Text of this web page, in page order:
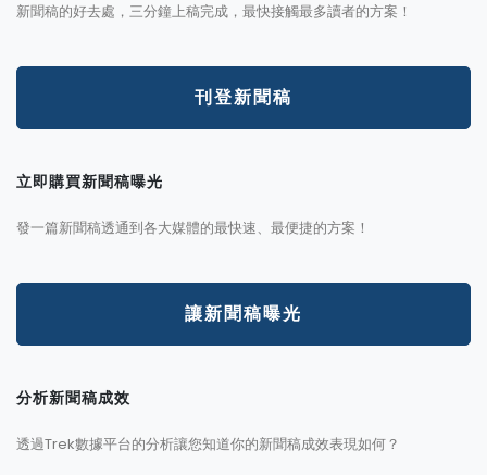
新聞稿的好去處，三分鐘上稿完成，最快接觸最多讀者的方案！
刊登新聞稿
立即購買新聞稿曝光
發一篇新聞稿透通到各大媒體的最快速、最便捷的方案！
讓新聞稿曝光
分析新聞稿成效
透過Trek數據平台的分析讓您知道你的新聞稿成效表現如何？